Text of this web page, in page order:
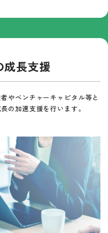
成長支援
やベンチャーキャピタル等と
の加速支援を行います。